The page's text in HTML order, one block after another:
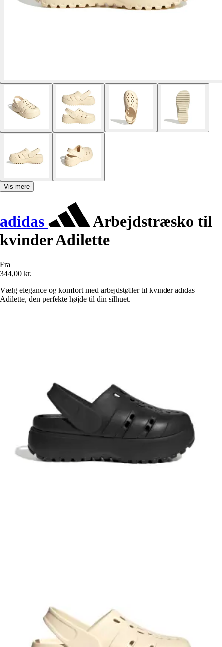
Vis mere
adidas
Arbejdstræsko til
kvinder Adilette
Fra
344,00 kr.
Vælg elegance og komfort med arbejdstøfler til kvinder adidas
Adilette, den perfekte højde til din silhuet.